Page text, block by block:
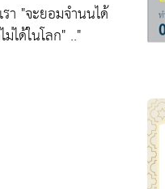
า "จะยอมจำนนได้
ได้ในโลก" .."